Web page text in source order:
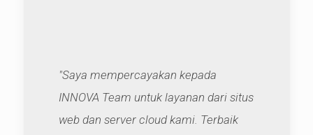
"Saya mempercayakan kepada
INNOVA Team untuk layanan dari situs
web dan server cloud kami. Terbaik